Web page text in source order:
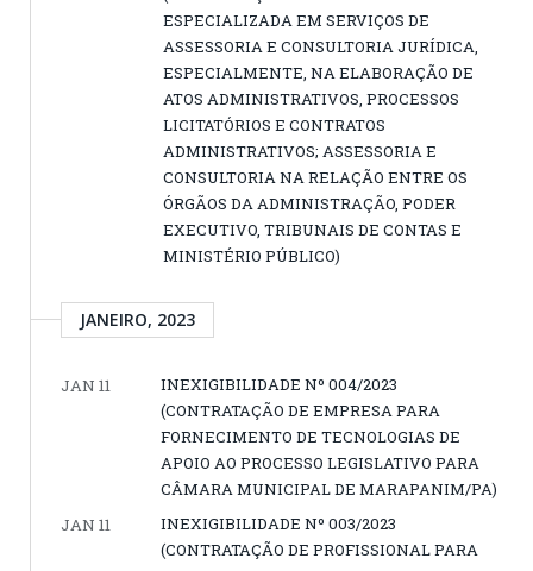
ESPECIALIZADA EM SERVIÇOS DE
ASSESSORIA E CONSULTORIA JURÍDICA,
ESPECIALMENTE, NA ELABORAÇÃO DE
ATOS ADMINISTRATIVOS, PROCESSOS
LICITATÓRIOS E CONTRATOS
ADMINISTRATIVOS; ASSESSORIA E
CONSULTORIA NA RELAÇÃO ENTRE OS
ÓRGÃOS DA ADMINISTRAÇÃO, PODER
EXECUTIVO, TRIBUNAIS DE CONTAS E
MINISTÉRIO PÚBLICO)
JANEIRO, 2023
JAN 11
INEXIGIBILIDADE Nº 004/2023
(CONTRATAÇÃO DE EMPRESA PARA
FORNECIMENTO DE TECNOLOGIAS DE
APOIO AO PROCESSO LEGISLATIVO PARA
CÂMARA MUNICIPAL DE MARAPANIM/PA)
JAN 11
INEXIGIBILIDADE Nº 003/2023
(CONTRATAÇÃO DE PROFISSIONAL PARA